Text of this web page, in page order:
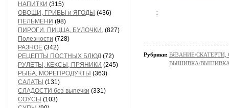
НАПИТКИ (315)
ОВОЩИ, ГРИБЫ и ЯГОДЫ (436)
ПЕЛЬМЕНИ (98)
ПИРОГИ, ПИЦЦА, БУЛОЧКИ. (827)
Полезности (728)
РАЗНОЕ (342)
РЕЦЕПТЫ ПОСТНЫХ БЛЮД (72)
РУЛЕТЫ, КЕКСЫ, ПРЯНИКИ (245)
РЫБА, МОРЕПРОДУКТЫ (363)
САЛАТЫ (131)
СЛАДОСТИ без выпечки (331)
СОУСЫ (103)
:
Рубрики: ВЯЗАНИЕ/СКАТЕРТИ,
ВЫШИВКА/ВЫШИВКА